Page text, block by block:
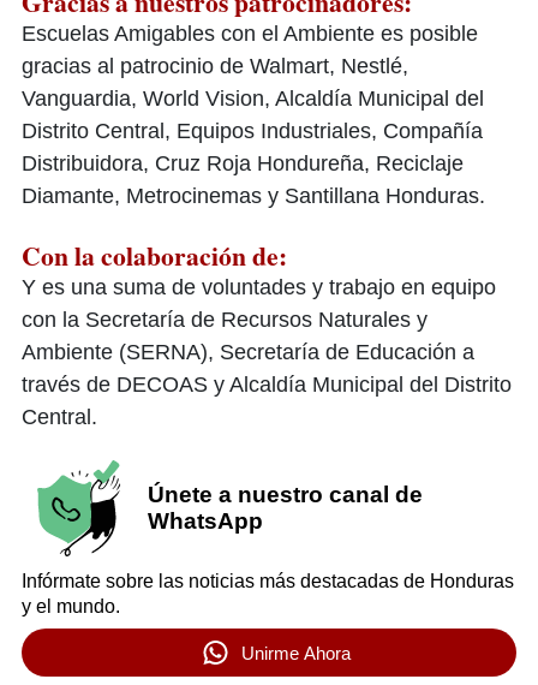
Escuelas Amigables con el Ambiente es posible
gracias al patrocinio de Walmart, Nestlé,
Vanguardia, World Vision, Alcaldía Municipal del
Distrito Central, Equipos Industriales, Compañía
Distribuidora, Cruz Roja Hondureña, Reciclaje
Diamante, Metrocinemas y Santillana Honduras.
Con la colaboración de:
Y es una suma de voluntades y trabajo en equipo
con la Secretaría de Recursos Naturales y
Ambiente (SERNA), Secretaría de Educación a
través de DECOAS y Alcaldía Municipal del Distrito
Central.
Únete a nuestro canal de
WhatsApp
Infórmate sobre las noticias más destacadas de Honduras
y el mundo.
Unirme Ahora